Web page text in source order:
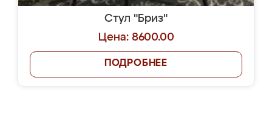
Стул "Бриз"
Цена: 8600.00
ПОДРОБНЕЕ